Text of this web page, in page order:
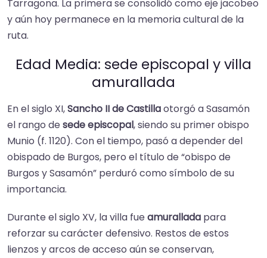
Tarragona. La primera se consolidó como eje jacobeo
y aún hoy permanece en la memoria cultural de la
ruta.
Edad Media: sede episcopal y villa
amurallada
En el siglo XI,Sancho II de Castillaotorgó a Sasamón
el rango de sede episcopal, siendo su primer obispo
Munio (f. 1120). Con el tiempo, pasó a depender del
obispado de Burgos, pero el título de “obispo de
Burgos y Sasamón” perduró como símbolo de su
importancia.
Durante el siglo XV, la villa fue amurallada para
reforzar su carácter defensivo. Restos de estos
lienzos y arcos de acceso aún se conservan,